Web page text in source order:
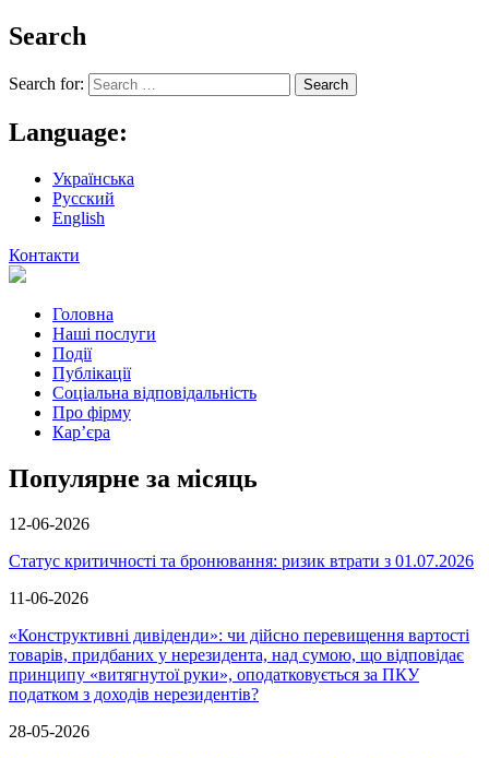
Search
Search for:
Language:
Українська
Русский
English
Контакти
Головна
Наші послуги
Події
Публікації
Соціальна відповідальність
Про фiрму
Кар’єра
Популярне за місяць
12-06-2026
Статус критичності та бронювання: ризик втрати з 01.07.2026
11-06-2026
«Конструктивні дивіденди»: чи дійсно перевищення вартості
товарів, придбаних у нерезидента, над сумою, що відповідає
принципу «витягнутої руки», оподатковується за ПКУ
податком з доходів нерезидентів?
28-05-2026